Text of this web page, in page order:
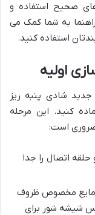
صحیح استفاده و
به شما کمک می
استفاده کنید.
اولیه
جدید شادی پنبه ریز
کنید. این مرحله
است:
اتصال را جدا
مایع مخصوص ظروف
شیشه شور برای